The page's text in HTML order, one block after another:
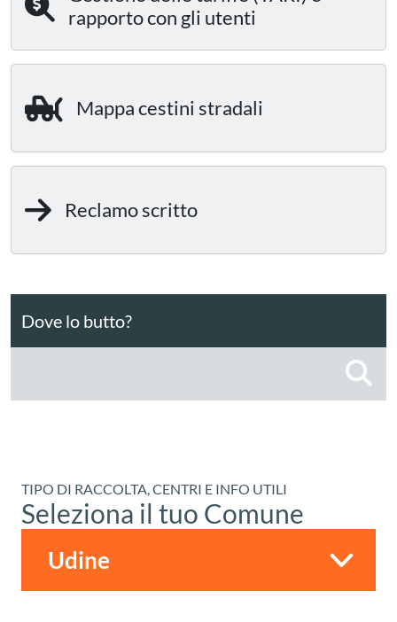
rapporto con gli utenti
Mappa cestini stradali
Reclamo scritto
Dove lo butto?
TIPO DI RACCOLTA, CENTRI E INFO UTILI
Seleziona il tuo Comune